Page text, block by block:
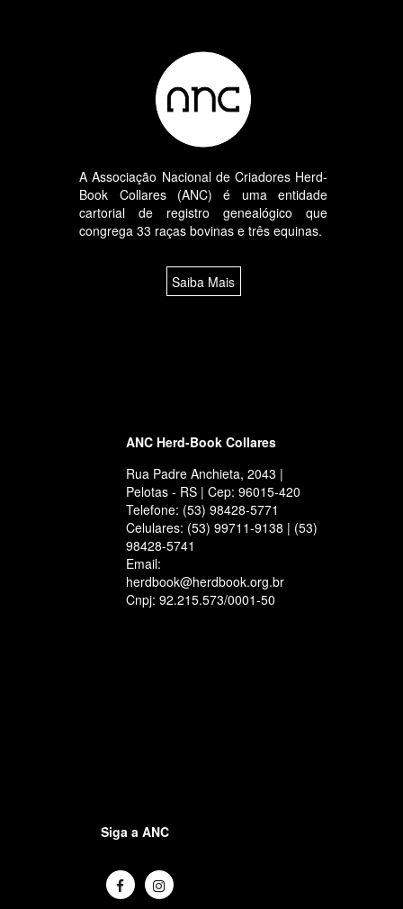
A Associação Nacional de Criadores Herd-
Book Collares (ANC) é uma entidade
cartorial de registro genealógico que
congrega 33 raças bovinas e três equinas.
Saiba Mais
ANC Herd-Book Collares
Rua Padre Anchieta, 2043 |
Pelotas - RS | Cep: 96015-420
Telefone: (53) 98428-5771
Celulares: (53) 99711-9138 | (53)
98428-5741
Email:
herdbook@herdbook.org.br
Cnpj: 92.215.573/0001-50
Siga a ANC